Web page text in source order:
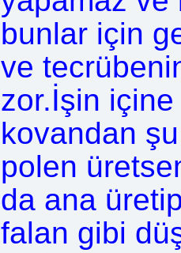
bunlar için
ve
zor.İşin
kovandan
polen
da ana
falan gibi